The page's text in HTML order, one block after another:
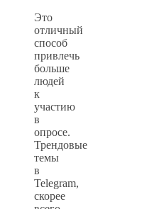
Это
отличный
способ
привлечь
больше
людей
к
участию
в
опросе.
Трендовые
темы
в
Telegram,
скорее